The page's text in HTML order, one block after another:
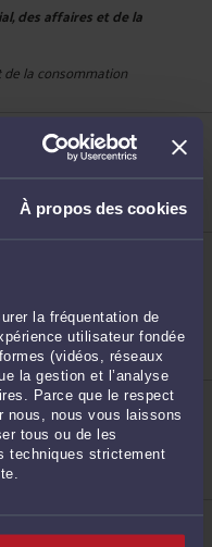
À propos des cookies
la fréquentation de
utilisateur fondée
(vidéos, réseaux
la gestion et l’analyse
Parce que le respect
nous, nous vous laissons
tous ou de les
techniques strictement
des affaires et de la
la consommation
ROUEN
sûretés et des mesures
et de la concurrence
et de leur
LE HAVRE
76007 ROUEN CEDEX